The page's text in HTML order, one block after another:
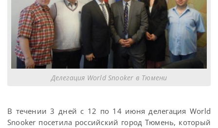
Делегация World Snooker в Тюмени
В течении 3 дней с 12 по 14 июня делегация World
Snooker посетила российский город Тюмень, который